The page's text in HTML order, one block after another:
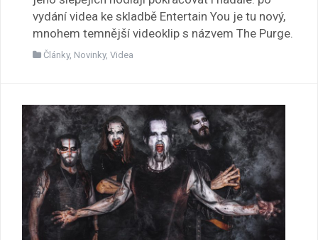
vydání videa ke skladbě Entertain You je tu nový,
mnohem temnější videoklip s názvem The Purge.
Články, Novinky, Videa